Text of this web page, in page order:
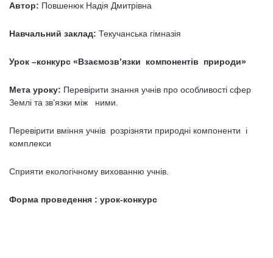
Автор: Повшенюк Надія Дмитрівна
Навчальний заклад: Текучанська гімназія
Урок –конкурс «Взаємозв’язки компонентів природи»
Мета уроку: Перевірити знання учнів про особливості сфер
Землі та зв’язки між ними.
Перевірити вміння учнів розрізняти природні компоненти і
комплекси
Сприяти екологічному вихованню учнів.
Форма проведення : урок-конкурс